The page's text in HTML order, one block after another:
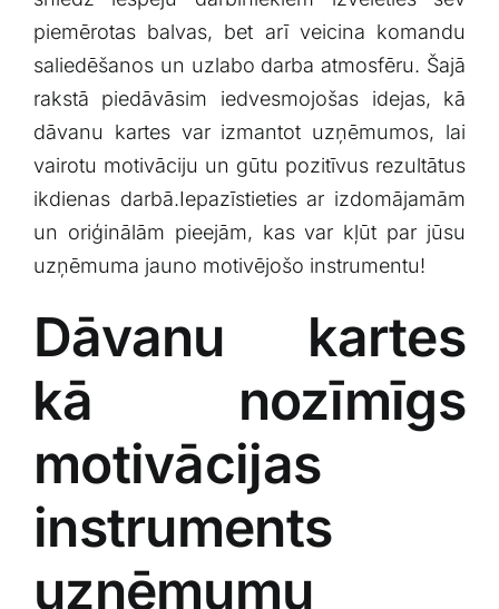
piemērotas balvas, bet arī veicina ⁢komandu​
saliedēšanos un uzlabo ‌darba atmosfēru. Šajā
rakstā piedāvāsim iedvesmojošas idejas, kā
dāvanu kartes ​var izmantot uzņēmumos, lai
vairotu motivāciju ​un gūtu pozitīvus rezultātus
ikdienas darbā.Iepazīstieties ar izdomājamām
un oriģinālām pieejām, kas⁤ var kļūt ⁢par jūsu
uzņēmuma jauno motivējošo instrumentu!
Dāvanu kartes
⁣kā nozīmīgs
motivācijas
instruments
uzņēmumu